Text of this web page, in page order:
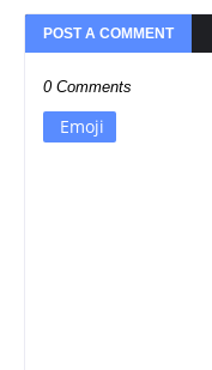
POST A COMMENT
0 Comments
Emoji